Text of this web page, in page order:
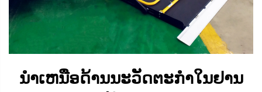
ນຳເຫນືອດ້ານນະວັດຕະກຳໃນຢານ